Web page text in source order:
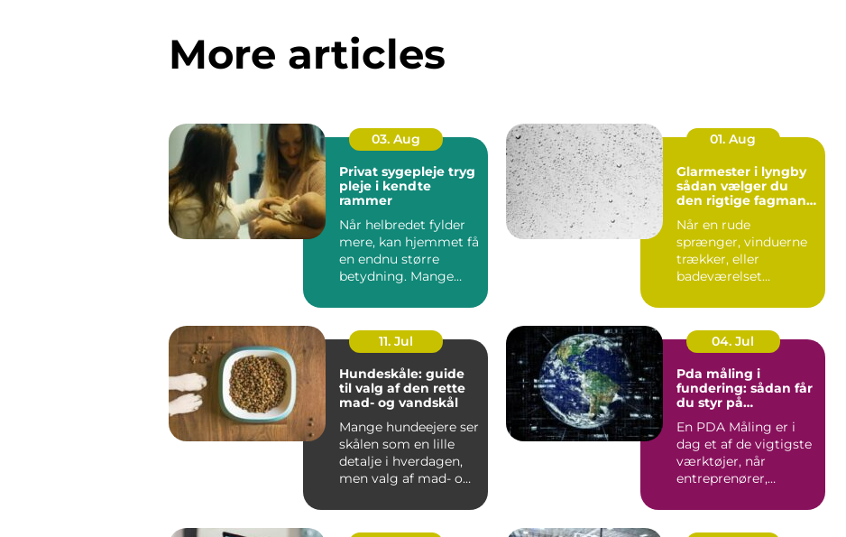
More articles
03. Aug
Privat sygepleje tryg
pleje i kendte
rammer
Når helbredet fylder
mere, kan hjemmet få
en endnu større
betydning. Mange
be...
01. Aug
Glarmester i lyngby
sådan vælger du
den rigtige fagmand
Når en rude
sprænger, vinduerne
trækker, eller
badeværelset
spejl, er en glarmest...
11. Jul
Hundeskåle: guide
til valg af den rette
mad- og vandskål
Mange hundeejere ser
skålen som en lille
detalje i hverdagen,
men valg af mad- og
04. Jul
Pda måling i
fundering: sådan får
du styr på
En PDA Måling er i
dag et af de vigtigste
værktøjer, når
entreprenører,
rådgivere vil d...